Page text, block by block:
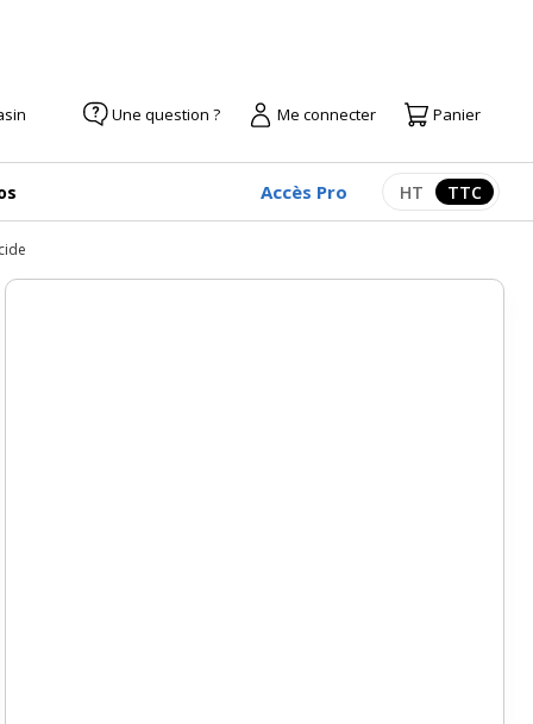
Une question ? Me connecter Panier
Accès Pro Afficher les
HT TTC